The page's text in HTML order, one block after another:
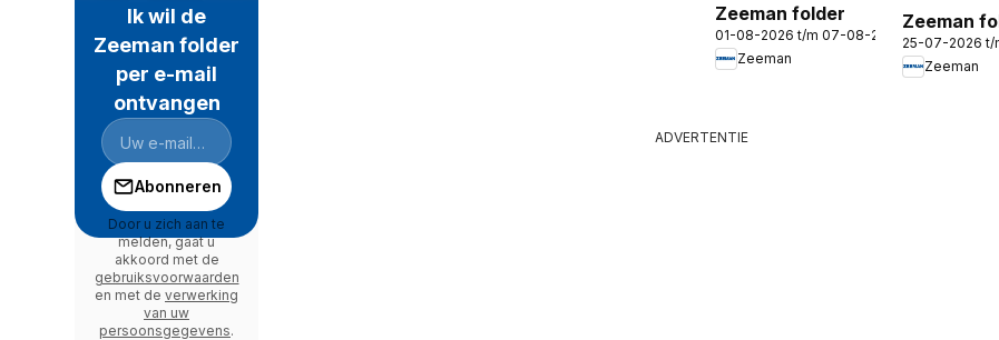
Zeeman folder
01-08-2026 t/m 07-08-2026
Zeeman
Zeeman
25-07-2026 t/
Zeeman
ADVERTENTIE
Ik wil de
Zeeman folder
per e-mail
ontvangen
Abonneren
Door u zich aan te
melden, gaat u
akkoord met de
gebruiksvoorwaarden
en met de verwerking
van uw
persoonsgegevens.